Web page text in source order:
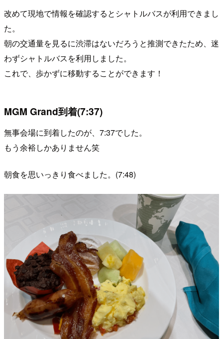
改めて現地で情報を確認するとシャトルバスが利用できまし
た。
朝の交通量を見るに渋滞はないだろうと推測できたため、迷
わずシャトルバスを利用しました。
これで、歩かずに移動することができます！
MGM Grand到着(7:37)
無事会場に到着したのが、7:37でした。
もう余裕しかありません笑
朝食を思いっきり食べました。(7:48)